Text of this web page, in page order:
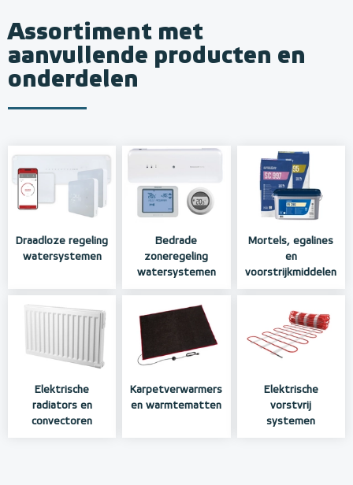
Assortiment met
aanvullende producten en
onderdelen
Draadloze regeling
watersystemen
Bedrade
zoneregeling
watersystemen
Mortels, egalines
en
voorstrijkmiddelen
Elektrische
radiators en
convectoren
Karpetverwarmers
en warmtematten
Elektrische
vorstvrij
systemen